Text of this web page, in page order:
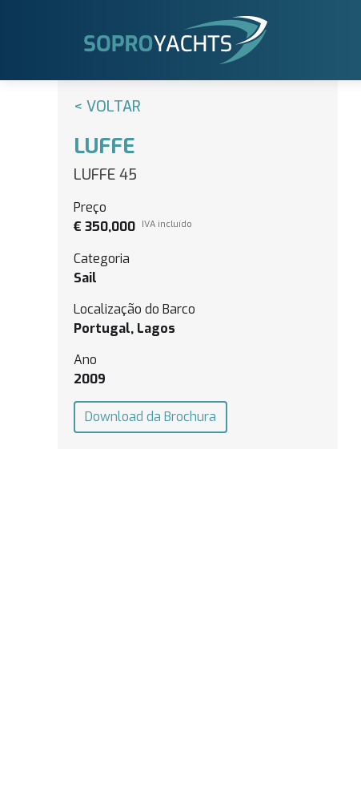
< VOLTAR
LUFFE
LUFFE 45
Preço
€ 350,000 IVA incluído
Categoria
Sail
Localização do Barco
Portugal, Lagos
Ano
2009
Download da Brochura